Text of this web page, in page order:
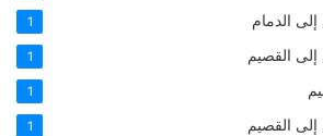
الدمام 1
القصيم 1
1
القصيم 1